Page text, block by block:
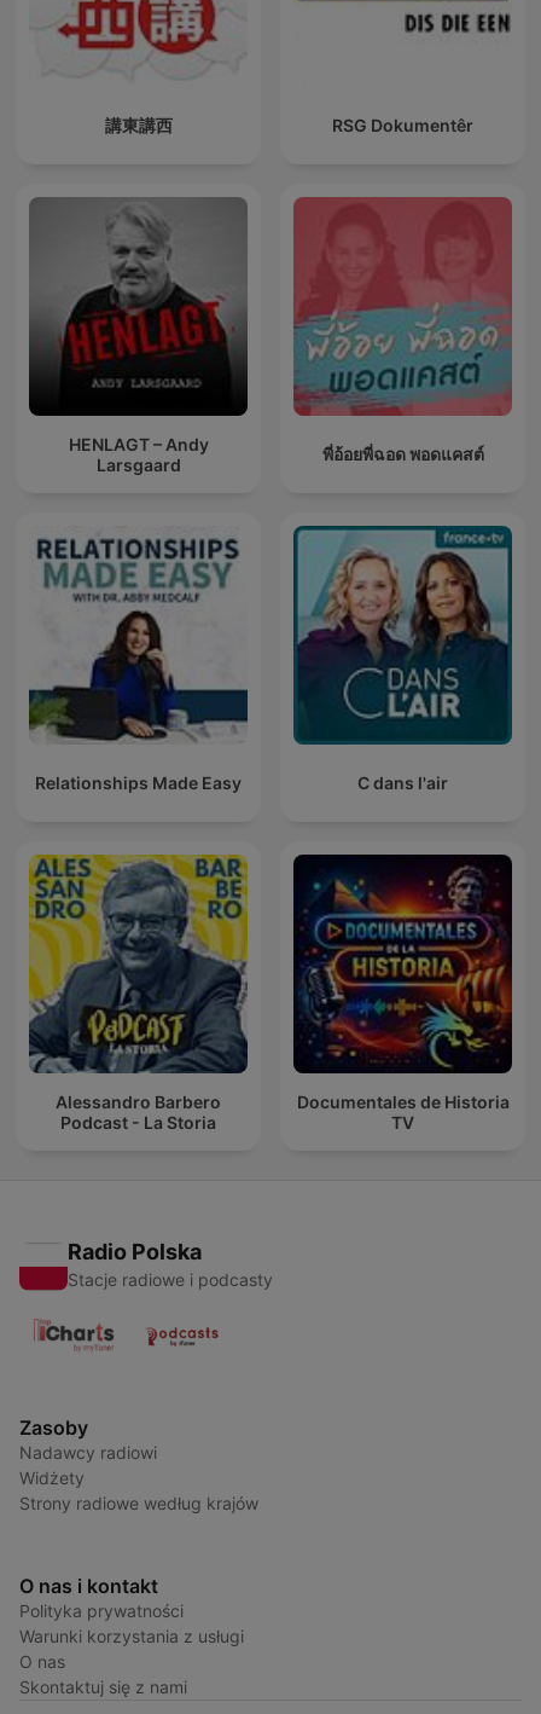
講東講西 RSG Dokumentêr
HENLAGT – Andy
Larsgaard
พี่อ้อยพี่ฉอด พอดแคสต์
Relationships Made Easy C dans l'air
Alessandro Barbero
Podcast - La Storia
Documentales de Historia
TV
Radio Polska
Stacje radiowe i podcasty
Zasoby
Nadawcy radiowi
Widżety
Strony radiowe według krajów
O nas i kontakt
Polityka prywatności
Warunki korzystania z usługi
O nas
Skontaktuj się z nami